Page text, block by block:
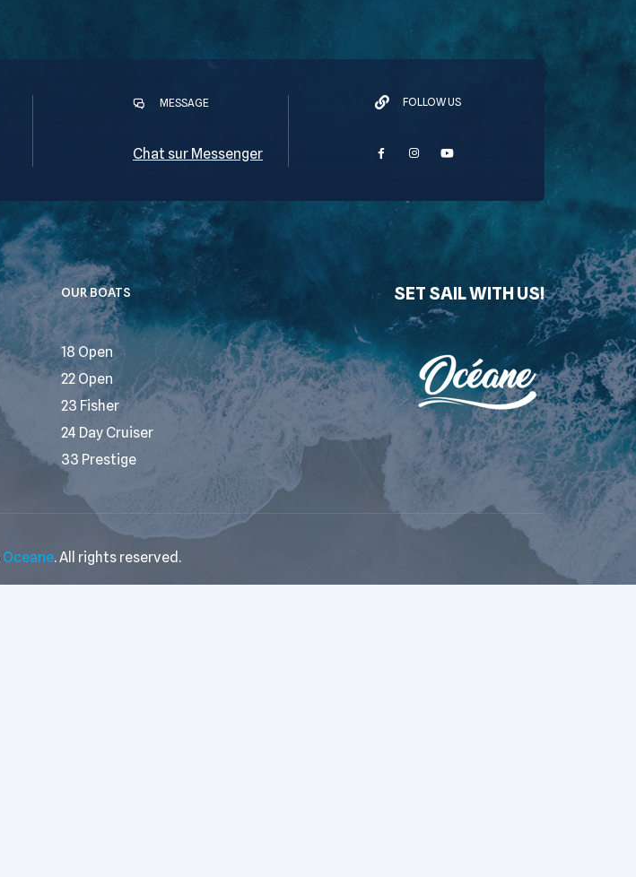
MESSAGE
Chat sur Messenger
FOLLOW US
OUR BOATS
18 Open
22 Open
23 Fisher
24 Day Cruiser
33 Prestige
SET SAIL WITH US!
Oceane. All rights reserved.